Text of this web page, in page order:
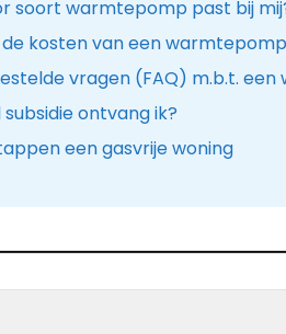
soort warmtepomp past bij
kosten van een
vragen (FAQ) m.b.t.
subsidie ontvang ik?
een gasvrije woning